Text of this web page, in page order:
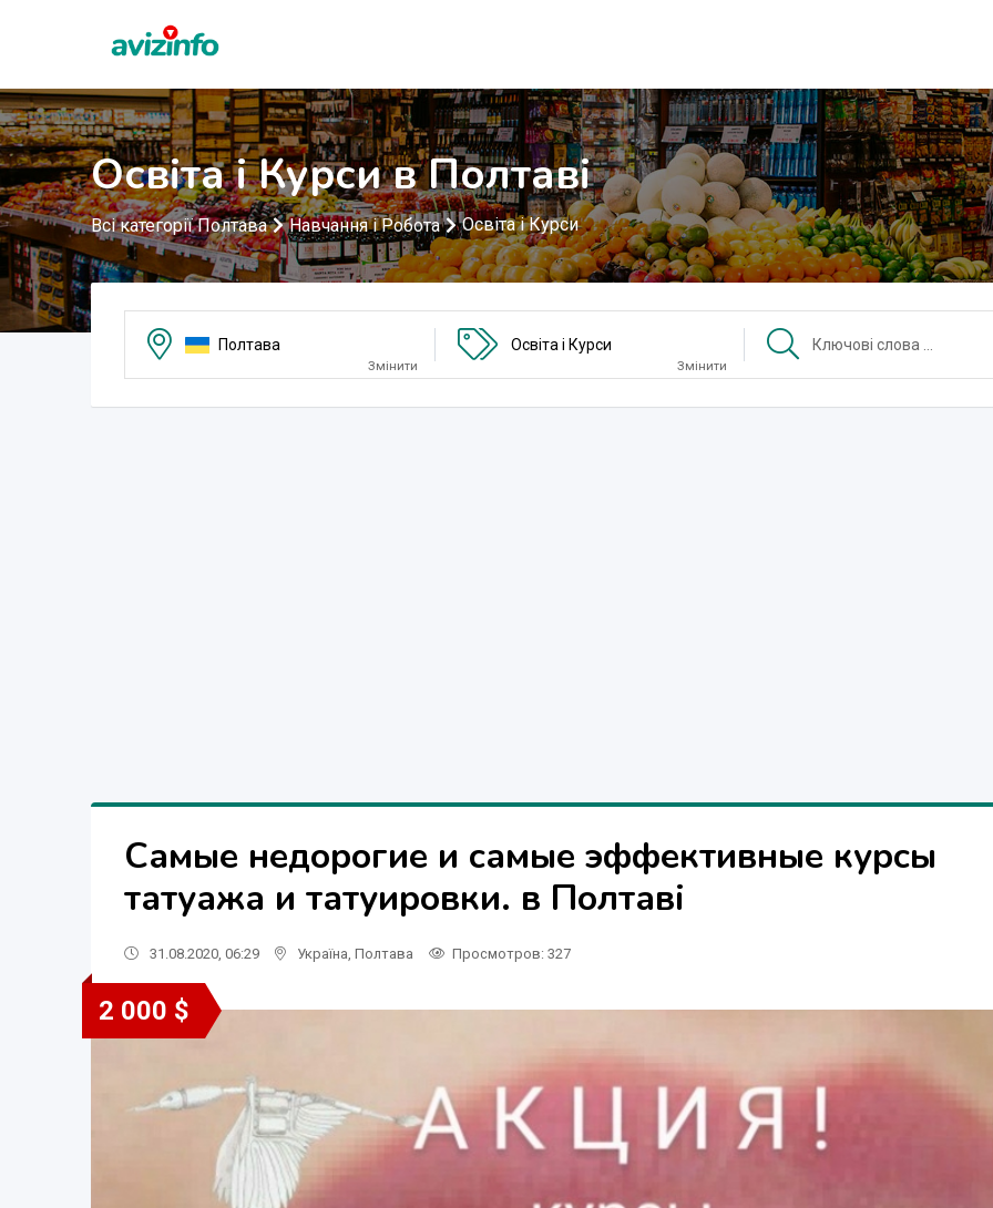
Освіта і Курси в Полтаві
Всі категорії Полтава Навчання і Робота Освіта і Курси
Полтава
Змінити
Освіта і Курси
Змінити
Самые недорогие и самые эффективные курсы
татуажа и татуировки. в Полтаві
31.08.2020, 06:29 Україна Полтава Просмотров: 327
2 000 $